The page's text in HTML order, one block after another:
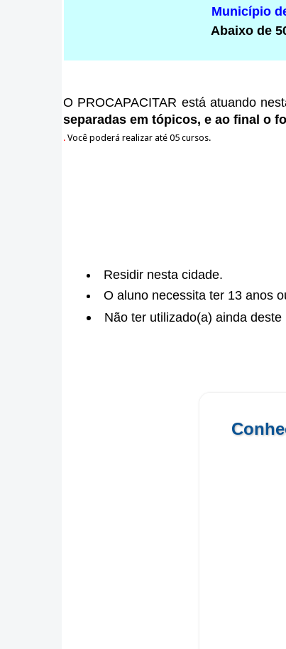
Município
Abaixo de
O PROCAPACITAR está atuando
separadas em tópicos, e ao final o
. Você poderá realizar até 05 cursos.
Residir nesta cidade.
O aluno necessita ter 13 anos
Não ter utilizado(a) ainda